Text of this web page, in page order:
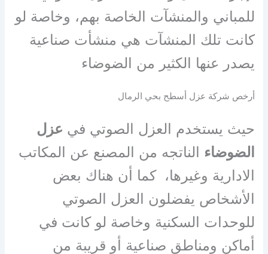
للمباني والمنشآت الخاصة بهم، وخاصة لو
كانت تلك المنشآت هي منشأت صناعية
يصدر عنها الكثير من الضوضاء
أرخص شركة عزل أسطح بحي الرمال
حيث يستخدم العزل الصوتي في عزل
الضوضاء الناتجه من المصنع عن المكاتب
الادارية وغيرها، كما أن هناك بعض
الأشخاص يفضلون العزل الصوتي
للوحدات السكنية وخاصة لو كانت في
أماكن ومناطق صناعية أو قريبة من